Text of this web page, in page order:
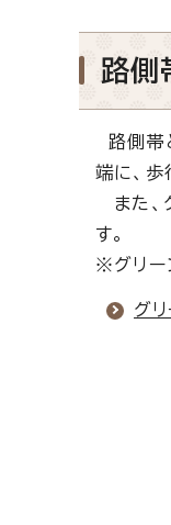
路側
路側帯
端に、
また、
す。
※グリー
グ